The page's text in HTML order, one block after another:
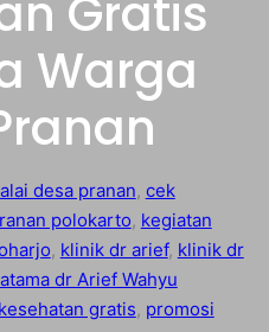
Gratis
Warga
desa pranan, cek
polokarto, kegiatan
, klinik dr arief, klinik dr
dr Arief Wahyu
gratis, promosi